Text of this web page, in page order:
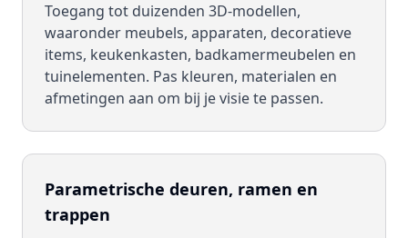
Toegang tot duizenden 3D-modellen,
waaronder meubels, apparaten, decoratieve
items, keukenkasten, badkamermeubelen en
tuinelementen. Pas kleuren, materialen en
afmetingen aan om bij je visie te passen.
Parametrische deuren, ramen en
trappen